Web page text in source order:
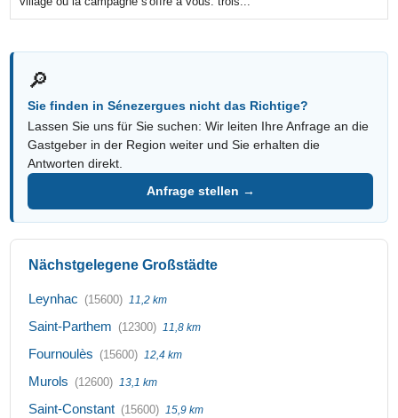
🔎
Sie finden in Sénezergues nicht das Richtige?
Lassen Sie uns für Sie suchen: Wir leiten Ihre Anfrage an die
Gastgeber in der Region weiter und Sie erhalten die
Antworten direkt.
Anfrage stellen →
Nächstgelegene Großstädte
Leynhac (15600) 11,2 km
Saint-Parthem (12300) 11,8 km
Fournoulès (15600) 12,4 km
Murols (12600) 13,1 km
Saint-Constant (15600) 15,9 km